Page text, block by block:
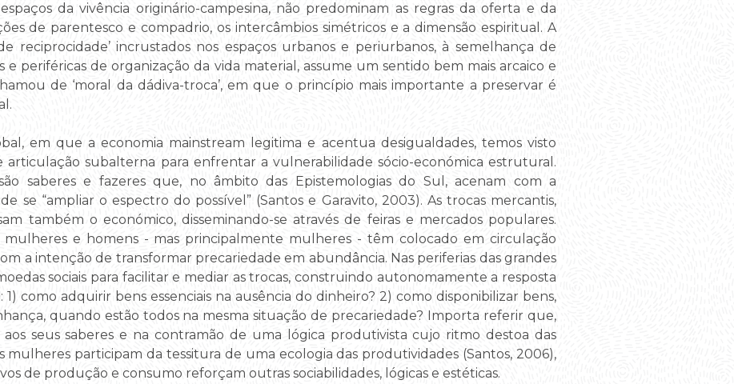
da vivência originário-campesina, não predominam as regras da oferta e da
de parentesco e compadrio, os intercâmbios simétricos e a dimensão espiritual. A
reciprocidade’ incrustados nos espaços urbanos e periurbanos, à semelhança de
e periféricas de organização da vida material, assume um sentido bem mais arcaico e
de ‘moral da dádiva-troca’, em que o princípio mais importante a preservar é
em que a economia mainstream legitima e acentua desigualdades, temos visto
subalterna para enfrentar a vulnerabilidade sócio-económica estrutural.
saberes e fazeres que, no âmbito das Epistemologias do Sul, acenam com a
se “ampliar o espectro do possível” (Santos e Garavito, 2003). As trocas mercantis,
também o económico, disseminando-se através de feiras e mercados populares.
mulheres e homens - mas principalmente mulheres - têm colocado em circulação
a intenção de transformar precariedade em abundância. Nas periferias das grandes
sociais para facilitar e mediar as trocas, construindo autonomamente a resposta
como adquirir bens essenciais na ausência do dinheiro? 2) como disponibilizar bens,
quando estão todos na mesma situação de precariedade? Importa referir que,
seus saberes e na contramão de uma lógica produtivista cujo ritmo destoa das
mulheres participam da tessitura de uma ecologia das produtividades (Santos, 2006),
de produção e consumo reforçam outras sociabilidades, lógicas e estéticas.